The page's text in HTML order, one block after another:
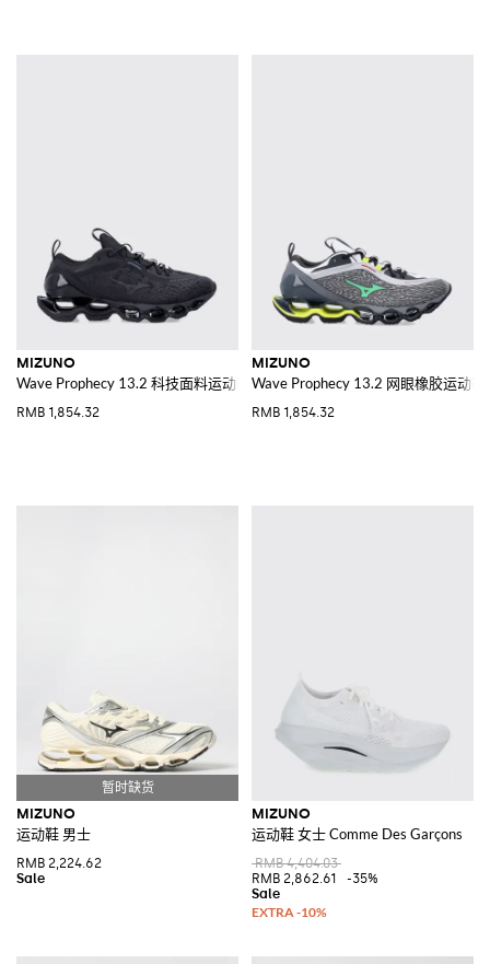
MIZUNO
Wave Prophecy 13.2 科技面料运动鞋
RMB 1,854.32
MIZUNO
Wave Prophecy 13.2 网眼橡胶运动鞋
RMB 1,854.32
MIZUNO
运动鞋 男士
RMB 2,224.62
MIZUNO
运动鞋 女士 Comme Des Garçons
RMB 4,404.03
RMB 2,862.61
-35%